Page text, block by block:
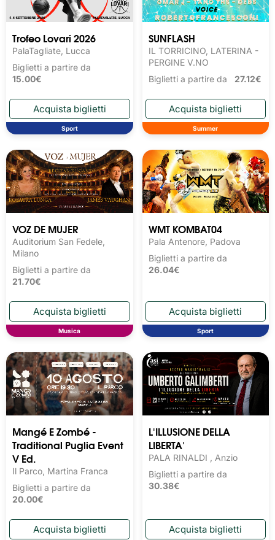
Trofeo Lovari 2026
PalaTagliate, Lucca
Biglietti a partire da
15.00€
Sport
SUNFLASH
IL TORRICINO, LATERINA -
PERGINE V.NO
Biglietti a partire da 27.12€
Summer
VOZ DE MUJER
Auditorium San Fedele,
Milano
Biglietti a partire da
21.70€
Musica
WMT KOMBAT04
Pala Antenore, Padova
Biglietti a partire da
26.04€
Sport
Mangé E Zombé -
Traditional Puglia Event
V Ed.
Il Parco, Martina Franca
Biglietti a partire da
20.00€
L'ILLUSIONE DELLA
LIBERTA'
PALA RINALDI , Anzio
Biglietti a partire da
30.38€